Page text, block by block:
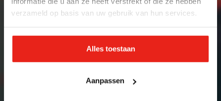
verzameld op basis van uw gebruik van hun services.
Alles toestaan
Aanpassen